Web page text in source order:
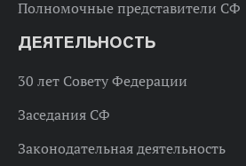
Полномочные представители СФ
ДЕЯТЕЛЬНОСТЬ
30 лет Совету Федерации
Заседания СФ
Законодательная деятельность